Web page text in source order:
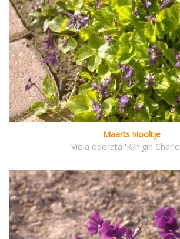
Maarts viooltje
Viola odorata 'K?nigin